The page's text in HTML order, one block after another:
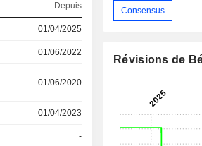
Depuis
01/04/2025
01/06/2022
01/06/2020
01/04/2023
-
Consensus
Révisions de